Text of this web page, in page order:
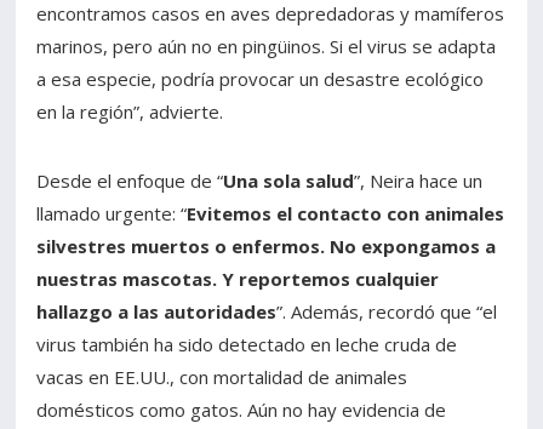
encontramos casos en aves depredadoras y mamíferos
marinos, pero aún no en pingüinos. Si el virus se adapta
a esa especie, podría provocar un desastre ecológico
en la región”, advierte.
Desde el enfoque de “Una sola salud”, Neira hace un
llamado urgente: “Evitemos el contacto con animales
silvestres muertos o enfermos. No expongamos a
nuestras mascotas. Y reportemos cualquier
hallazgo a las autoridades”. Además, recordó que “el
virus también ha sido detectado en leche cruda de
vacas en EE.UU., con mortalidad de animales
domésticos como gatos. Aún no hay evidencia de